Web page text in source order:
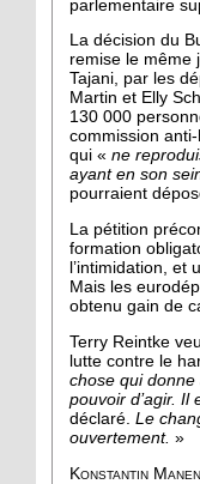
parlementaire
La décision du
remise le même
Tajani, par les
Martin et Elly
130 000
commission
qui « ne
ayant en son
pourraient
La pétition
formation
l’intimidation, et
Mais les
obtenu gain de
Terry Reintke
lutte contre le
chose qui
pouvoir d’agir. Il
déclaré. Le
ouvertement. »
Konstantin